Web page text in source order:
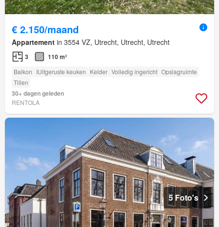
€ 2.150/maand
Appartement in 3554 VZ, Utrecht, Utrecht, Utrecht
3 110 m²
Balkon IUitgeruste keuken Kelder Volledig ingericht Opslagruimte
Tillen
30+ dagen geleden
RENTOLA
5 Foto's